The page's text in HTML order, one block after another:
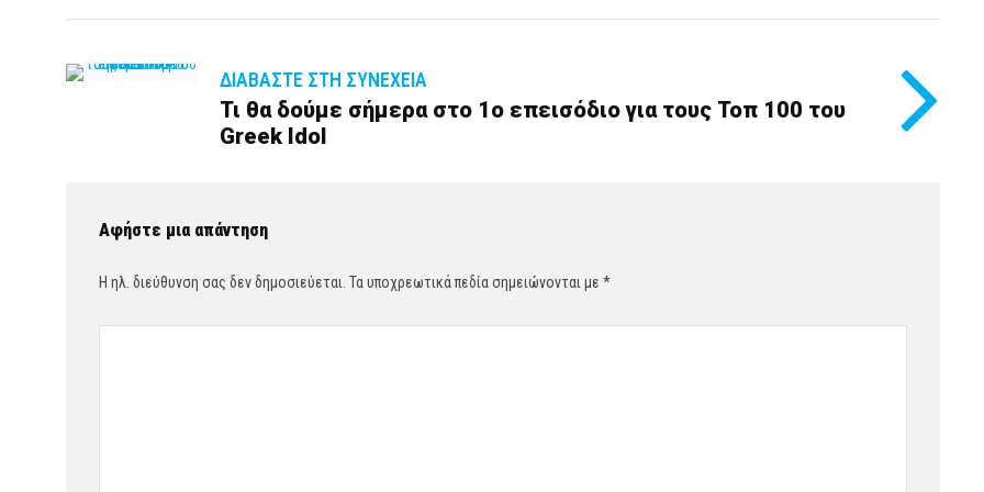
ΔΙΑΒΆΣΤΕ ΣΤΗ ΣΥΝΈΧΕΙΑ
Τι θα δούμε σήμερα στο 1ο επεισόδιο για τους Τοπ 100 του
Greek Idol
Αφήστε μια απάντηση
Η ηλ. διεύθυνση σας δεν δημοσιεύεται. Τα υποχρεωτικά πεδία σημειώνονται με *